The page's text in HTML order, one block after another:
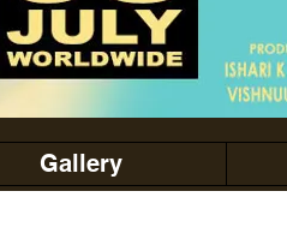
Gallery